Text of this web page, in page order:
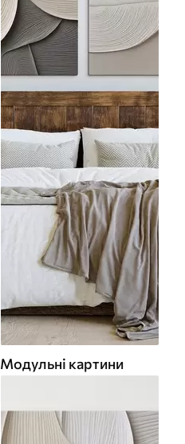
Модульні картини